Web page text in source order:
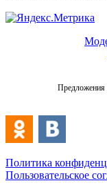
Предложения
Политика
Пользовательское